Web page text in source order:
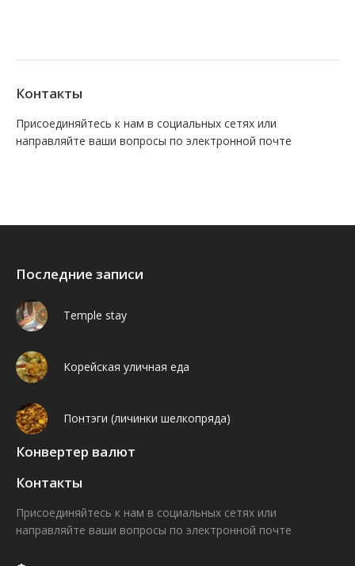
Контакты
Присоединяйтесь к нам в социальных сетях или
направляйте ваши вопросы по электронной почте
Последние записи
Temple stay
Корейская уличная еда
Понтэги (личинки шелкопряда)
Конвертер валют
Контакты
Присоединяйтесь к нам в социальных сетях или
направляйте ваши вопросы по электронной почте